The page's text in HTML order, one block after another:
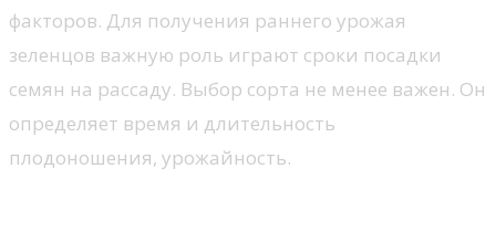
факторов. Для получения раннего урожая
зеленцов важную роль играют сроки посадки
семян на рассаду. Выбор сорта не менее важен. Он
определяет время и длительность
плодоношения, урожайность.